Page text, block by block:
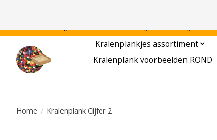
Kralenplankjes assortiment
Kralenplank voorbeelden ROND
Home / Kralenplank Cijfer 2